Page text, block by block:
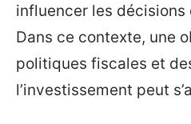
influencer les décisions
Dans ce contexte, une
politiques fiscales et
l’investissement peut